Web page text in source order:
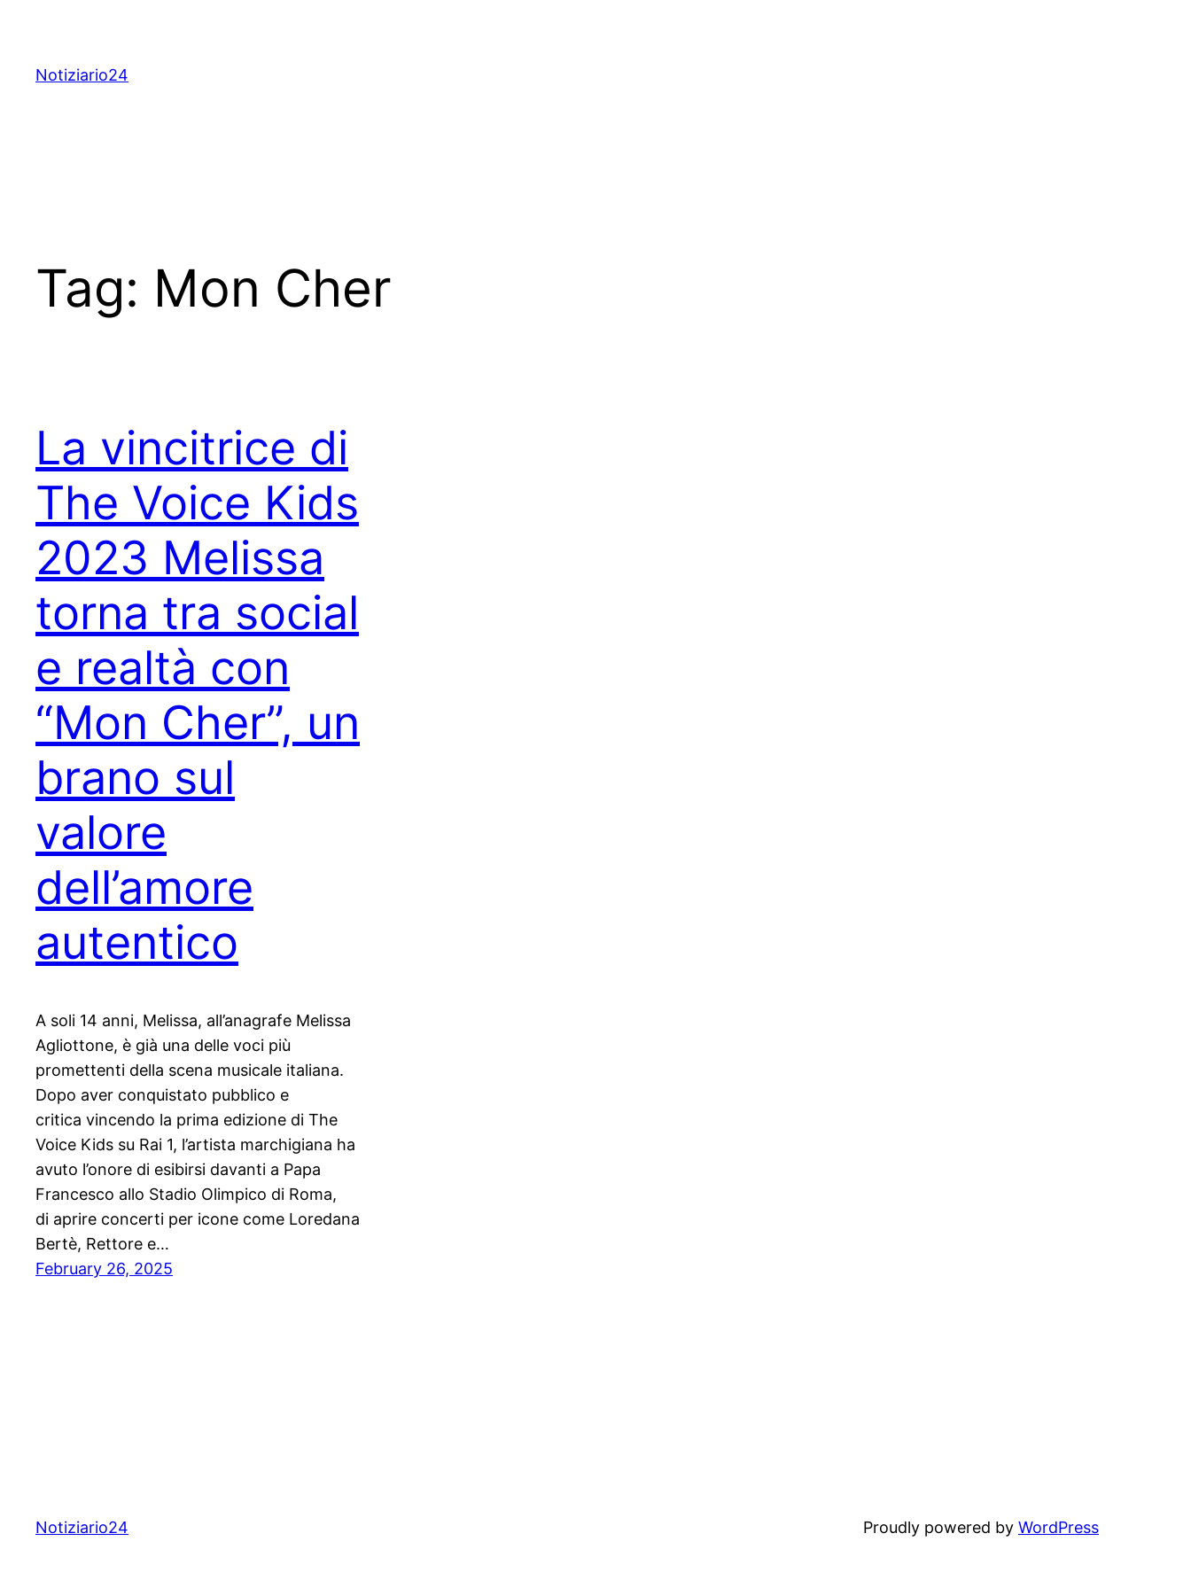
content
Notiziario24
Tag: Mon Cher
La vincitrice di
The Voice Kids
2023 Melissa
torna tra social
e realtà con
“Mon Cher”, un
brano sul
valore
dell’amore
autentico
A soli 14 anni, Melissa, all’anagrafe Melissa
Agliottone, è già una delle voci più
promettenti della scena musicale italiana.
Dopo aver conquistato pubblico e
critica vincendo la prima edizione di The
Voice Kids su Rai 1, l’artista marchigiana ha
avuto l’onore di esibirsi davanti a Papa
Francesco allo Stadio Olimpico di Roma,
di aprire concerti per icone come Loredana
Bertè, Rettore e…
February 26, 2025
Notiziario24 Proudly powered by WordPress